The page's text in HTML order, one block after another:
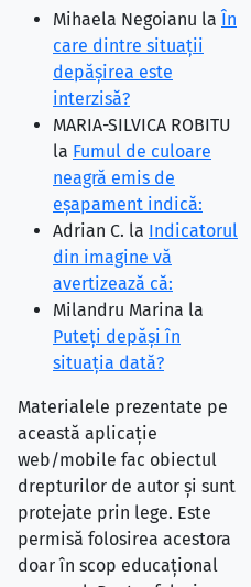
Mihaela Negoianu la În
care dintre situaţii
depăşirea este
interzisă?
MARIA-SILVICA ROBITU
la Fumul de culoare
neagră emis de
eşapament indică:
Adrian C. la Indicatorul
din imagine vă
avertizează că:
Milandru Marina la
Puteţi depăşi în
situaţia dată?
Materialele prezentate pe
această aplicație
web/mobile fac obiectul
drepturilor de autor și sunt
protejate prin lege. Este
permisă folosirea acestora
doar în scop educațional